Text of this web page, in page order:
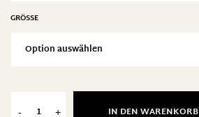
GRÖSSE
- + IN DEN WARENKORB